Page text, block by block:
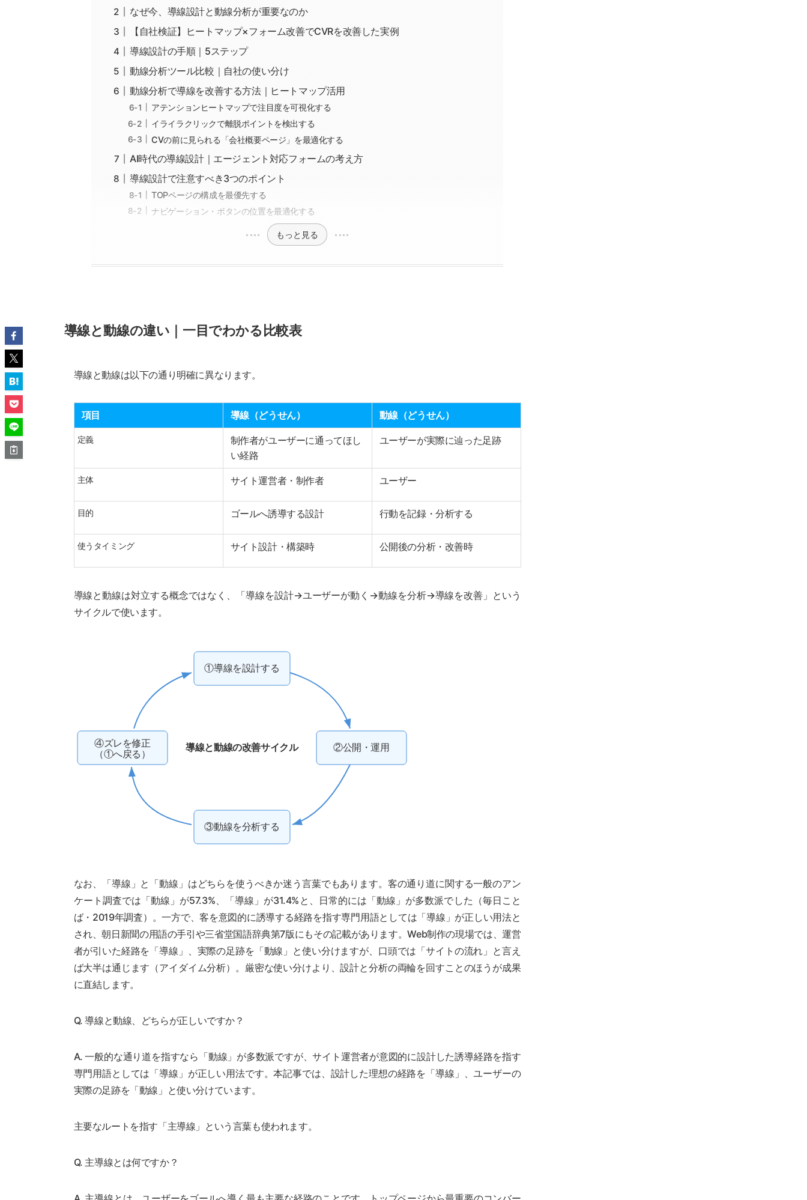
なぜ今、導線設計と動線分析が重要なのか
【自社検証】ヒートマップ×フォーム改善でCVRを改善した実例
導線設計の手順｜5ステップ
動線分析ツール比較｜自社の使い分け
動線分析で導線を改善する方法｜ヒートマップ活用
アテンションヒートマップで注目度を可視化する
イライラクリックで離脱ポイントを検出する
CVの前に見られる「会社概要ページ」を最適化する
AI時代の導線設計｜エージェント対応フォームの考え方
導線設計で注意すべき3つのポイント
TOPページの構成を最優先する
ナビゲーション・ボタンの位置を最適化する
もっと見る
導線と動線の違い｜一目でわかる比較表
導線と動線は以下の通り明確に異なります。
項目 導線（どうせん） 動線（どうせん）
定義
制作者がユーザーに通ってほし
い経路
ユーザーが実際に辿った足跡
主体 サイト運営者・制作者 ユーザー
目的 ゴールへ誘導する設計 行動を記録・分析する
使うタイミング サイト設計・構築時 公開後の分析・改善時
導線と動線は対立する概念ではなく、「導線を設計→ユーザーが動く→動線を分析→導線を改善」という
サイクルで使います。
導線と動線の改善サイクル
①導線を設計する
②公開・運用
③動線を分析する
④ズレを修正
（①へ戻る）
なお、「導線」と「動線」はどちらを使うべきか迷う言葉でもあります。客の通り道に関する一般のアン
ケート調査では「動線」が57.3%、「導線」が31.4%と、日常的には「動線」が多数派でした（毎日こと
ば・2019年調査）。一方で、客を意図的に誘導する経路を指す専門用語としては「導線」が正しい用法と
され、朝日新聞の用語の手引や三省堂国語辞典第7版にもその記載があります。Web制作の現場では、運営
者が引いた経路を「導線」、実際の足跡を「動線」と使い分けますが、口頭では「サイトの流れ」と言え
ば大半は通じます（アイダイム分析）。厳密な使い分けより、設計と分析の両輪を回すことのほうが成果
に直結します。
Q. 導線と動線、どちらが正しいですか？
A. 一般的な通り道を指すなら「動線」が多数派ですが、サイト運営者が意図的に設計した誘導経路を指す
専門用語としては「導線」が正しい用法です。本記事では、設計した理想の経路を「導線」、ユーザーの
実際の足跡を「動線」と使い分けています。
主要なルートを指す「主導線」という言葉も使われます。
Q. 主導線とは何ですか？